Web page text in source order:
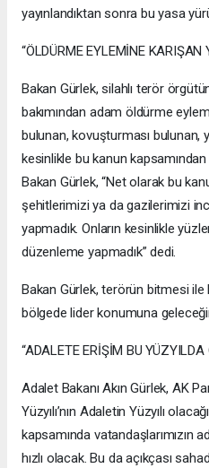
yayınlandıktan sonra bu yasa
“ÖLDÜRME EYLEMİNE
Bakan Gürlek, silahlı terör
bakımından adam öldürme
bulunan, kovuşturması bulunan,
kesinlikle bu kanun
Bakan Gürlek, “Net olarak bu
şehitlerimizi ya da gazilerimizi
yapmadık. Onların kesinlikle
düzenleme yapmadık” dedi.
Bakan Gürlek, terörün bitmesi ile
bölgede lider konumuna
“ADALETE ERİŞİM BU
Adalet Bakanı Akın Gürlek, AK
Yüzyılı’nın Adaletin Yüzyılı
kapsamında vatandaşlarımızın
hızlı olacak. Bu da açıkçası